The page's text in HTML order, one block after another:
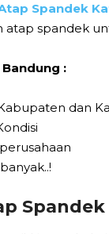
Spandek
spandek
:
dan
Spandek